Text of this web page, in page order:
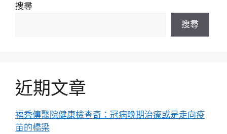
搜尋
搜尋
近期文章
福秀傳醫院健康檢查奇：冠病晚期治療或是走向疫
苗的橋梁